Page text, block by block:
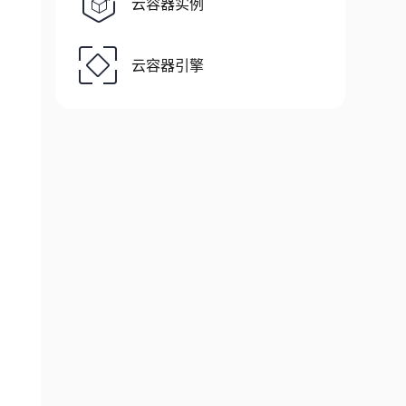
云容器实例
云容器引擎